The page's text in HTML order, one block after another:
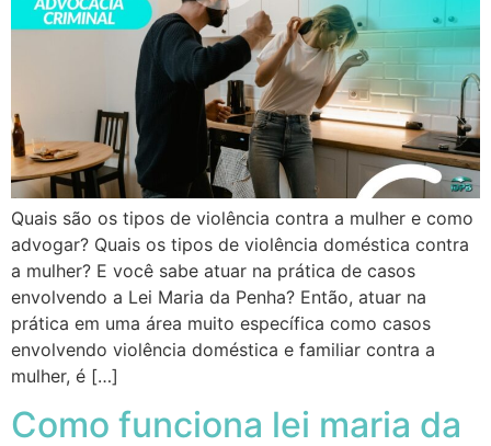
Quais são os tipos de violência contra a mulher e como
advogar? Quais os tipos de violência doméstica contra
a mulher? E você sabe atuar na prática de casos
envolvendo a Lei Maria da Penha? Então, atuar na
prática em uma área muito específica como casos
envolvendo violência doméstica e familiar contra a
mulher, é […]
Como funciona lei maria da